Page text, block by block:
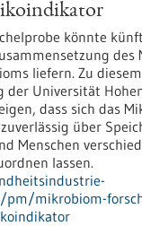
könnte
des
liefern. Zu
der Universität
dass sich das
über
Menschen
lassen.
mikrobiom-